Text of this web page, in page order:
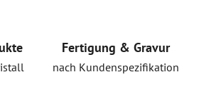
Fertigung & Gravur
nach Kundenspezifikation